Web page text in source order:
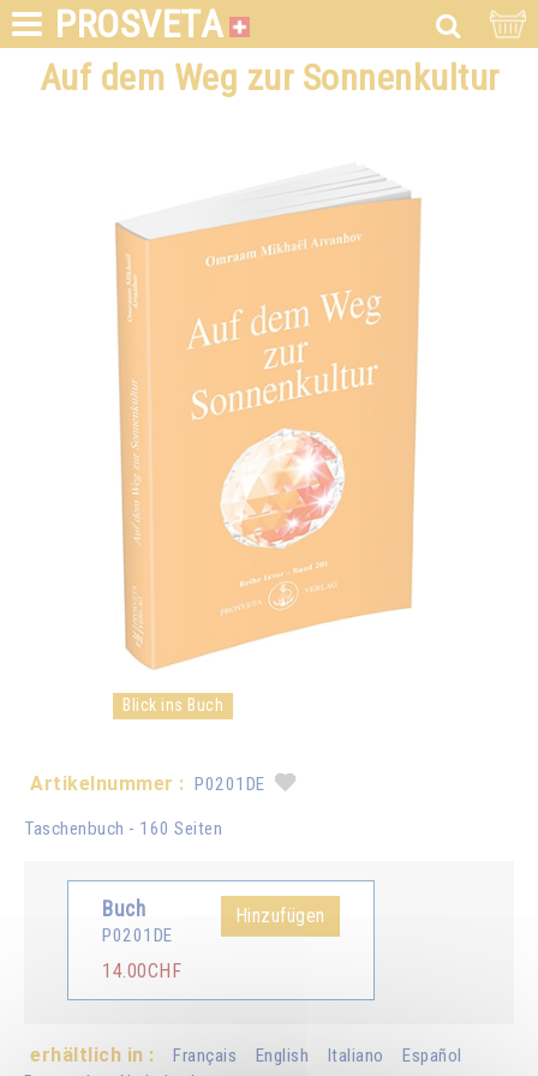
PROSVETA
Auf dem Weg zur Sonnenkultur
Blick ins Buch
Artikelnummer : P0201DE
Taschenbuch - 160 Seiten
Buch
P0201DE
14.00CHF
Hinzufügen
erhältlich in : Français English Italiano
Español